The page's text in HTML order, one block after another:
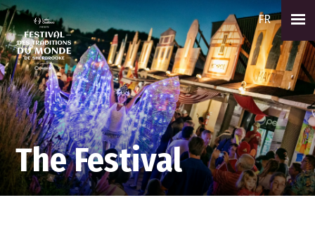
FR
The Festival